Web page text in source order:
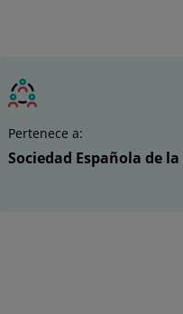
Pertenece a:
Sociedad Española de la